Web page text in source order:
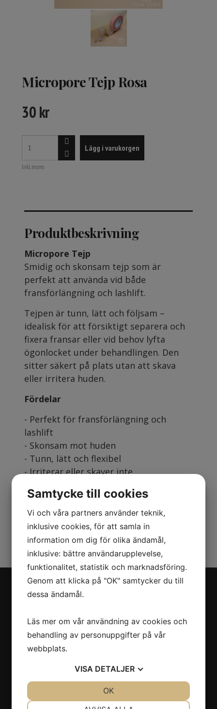
Micropore Tejp Rosa
30kr
Lägg i varukorgen
Inkl. moms
Produktbeskrivning
Micropore Tejp
Smidig och skonsam tejp som är
perfekt att använda vid både
fransförlängning och lashlift.
Tejpen är tunn, lätt och följsam –
idealisk för att försiktigt separera och
fixera fransar eller vid behov lyfta
ögonlocket under behandlingen. Den
sitter säkert på plats utan att skava
eller irritera huden.
Fördelar
- Perfekt för fransförlängning och
lashlift
- Skonsam mot huden
- Tunn, lätt och flexibel
- Irriterar eller skaver inte
professionella fransstylister.
Navigation
Om oss
Behandlingar
Priser
Köpvillkor
Ny kund
Samtycke till cookies
Vi och våra partners använder teknik,
inklusive cookies, för att samla in
information om dig för olika ändamål,
inklusive: bättre användarupplevelse,
funktionalitet, statistik och marknadsföring.
Genom att klicka på "OK" samtycker du till
dessa ändamål.
Läs mer om vår användning av cookies och
behandling av personuppgifter på vår
webbplats.
VISA DETALJER
OK